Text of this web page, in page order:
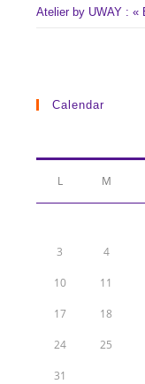
Atelier by UWAY : «
Calendar
L M
3 4
10 11
17 18
24 25
31